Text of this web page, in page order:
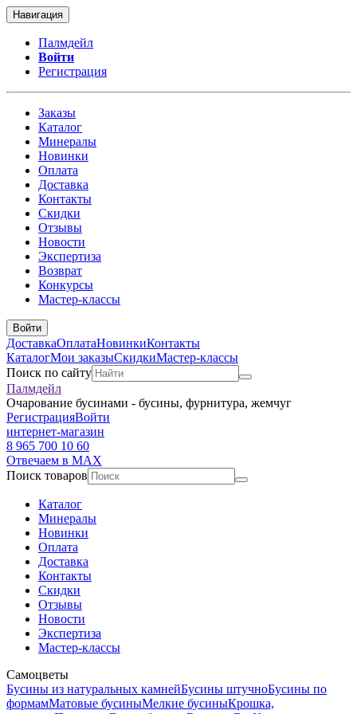
Навигация
Палмдейл
Войти
Регистрация
Заказы
Каталог
Минералы
Новинки
Оплата
Доставка
Контакты
Скидки
Отзывы
Новости
Экспертиза
Возврат
Конкурсы
Мастер-классы
Войти
ДоставкаОплатаНовинкиКонтакты
КаталогМои заказыСкидкиМастер-классы
Поиск по сайту
Палмдейл
Очарование бусинами - бусины, фурнитура, жемчуг
РегистрацияВойти
интернет-магазин
8 965 700 10 60
Отвечаем в MAX
Поиск товаров
Каталог
Минералы
Новинки
Оплата
Доставка
Контакты
Скидки
Отзывы
Новости
Экспертиза
Мастер-классы
Самоцветы
Бусины из натуральных камнейБусины штучноБусины по
формамМатовые бусиныМелкие бусиныКрошка,